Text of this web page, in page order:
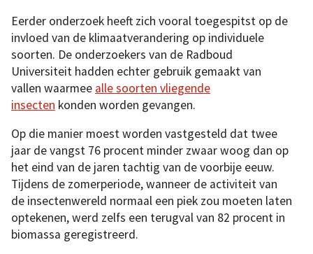
Eerder onderzoek heeft zich vooral toegespitst op de
invloed van de klimaatverandering op individuele
soorten. De onderzoekers van de Radboud
Universiteit hadden echter gebruik gemaakt van
vallen waarmee alle soorten vliegende
insecten konden worden gevangen.
Op die manier moest worden vastgesteld dat twee
jaar de vangst 76 procent minder zwaar woog dan op
het eind van de jaren tachtig van de voorbije eeuw.
Tijdens de zomerperiode, wanneer de activiteit van
de insectenwereld normaal een piek zou moeten laten
optekenen, werd zelfs een terugval van 82 procent in
biomassa geregistreerd.